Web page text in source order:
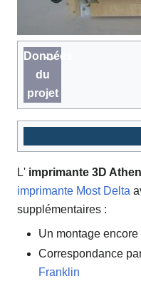
Données
du
projet
L' imprimante 3D
imprimante Most Delta
supplémentaires :
Un montage
Correspondance
Franklin